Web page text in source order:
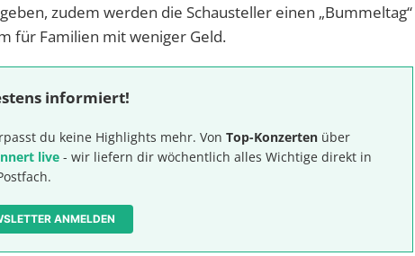
zudem werden die Schausteller einen „Bummeltag“
für Familien mit weniger Geld.
informiert!
du keine Highlights mehr. Von Top-Konzertenüber
live - wir liefern dir wöchentlich alles Wichtige direkt in
ANMELDEN